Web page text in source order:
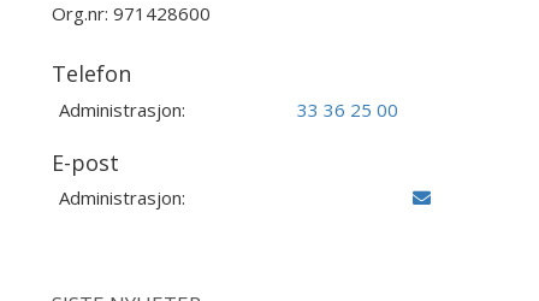
Org.nr: 971428600
Telefon
Administrasjon: 33 36 25 00
E-post
Administrasjon: